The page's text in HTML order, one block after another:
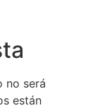
no será
están